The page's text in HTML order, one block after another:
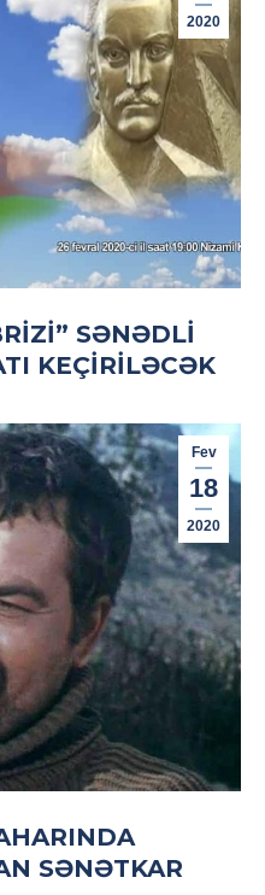
2020
SƏNƏDLI
KEÇIRILƏCƏK
Fev
18
2020
SƏNƏTKAR